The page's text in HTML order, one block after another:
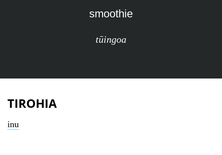
smoothie
tūingoa
TIROHIA
inu